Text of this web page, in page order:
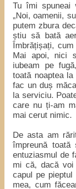
Tu îmi spuneai
„Noi, oamenii,
putem zbura
știu să bată
Îmbrățișați,
Mai apoi, nici
iubeam pe
toată noaptea
fac un duș
la serviciu.
care nu ți-am
mai cerut nimic.
De asta am
împreună
entuziasmul de
mi că, dacă voi
capul pe
mea, cum